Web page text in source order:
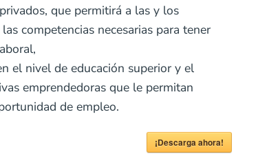
que permitirá a las y los
competencias necesarias para tener
el nivel de educación superior y el
emprendedoras que le permitan
de empleo.
¡Descarga ahora!